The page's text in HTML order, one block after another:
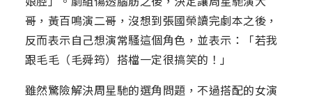
哥，黃百鳴演二哥，沒想到張國榮讀完劇本之後，
反而表示自己想演常騷這個角色，並表示：「若我
跟毛毛（毛舜筠）搭檔一定很搞笑的！」
雖然驚險解決周星馳的選角問題，不過搭配的女演